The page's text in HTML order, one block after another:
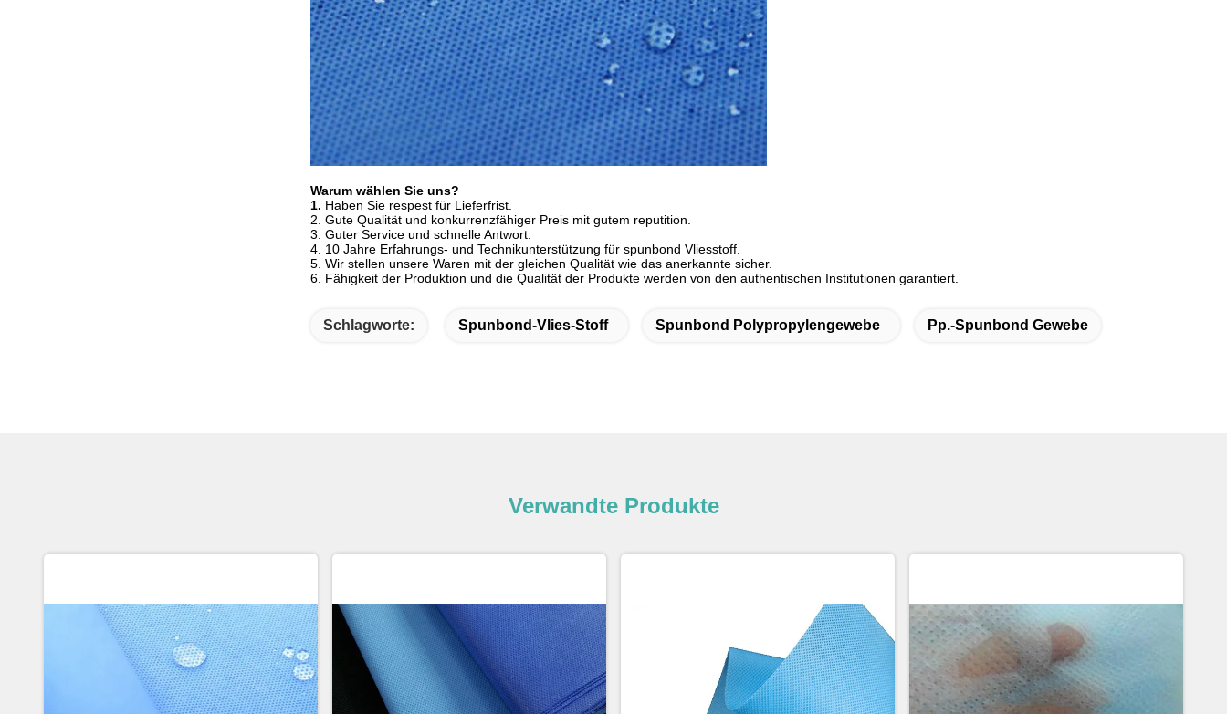
Warum wählen Sie uns?
1. Haben Sie respest für Lieferfrist.
2. Gute Qualität und konkurrenzfähiger Preis mit gutem reputition.
3. Guter Service und schnelle Antwort.
4. 10 Jahre Erfahrungs- und Technikunterstützung für spunbond Vliesstoff.
5. Wir stellen unsere Waren mit der gleichen Qualität wie das anerkannte sicher.
6. Fähigkeit der Produktion und die Qualität der Produkte werden von den authentischen Institutionen garantiert.
Schlagworte: Spunbond-Vlies-Stoff Spunbond Polypropylengewebe Pp.-Spunbond Gewebe
Verwandte Produkte